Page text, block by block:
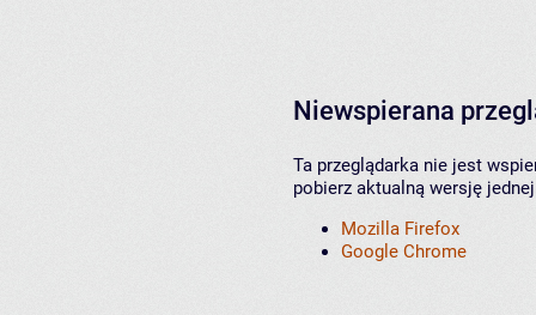
Niewspierana
Ta przeglądarka nie jest
pobierz aktualną wersję
Mozilla Firefox
Google Chrome